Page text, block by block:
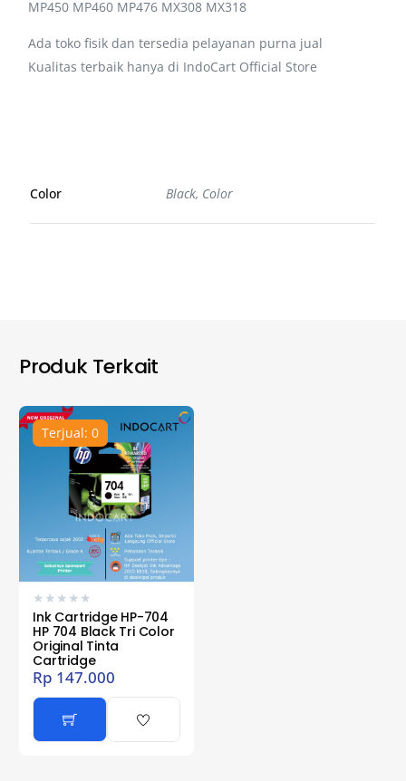
MP450 MP460 MP476 MX308 MX318
Ada toko fisik dan tersedia pelayanan purna jual
Kualitas terbaik hanya di IndoCart Official Store
Color Black, Color
Produk Terkait
Terjual: 0
★ ★ ★ ★ ★
Ink Cartridge HP-704
HP 704 Black Tri Color
Original Tinta
Cartridge
Rp 147.000